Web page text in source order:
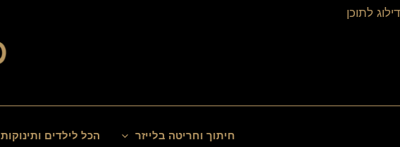
דילוג לתוכן
דילוג
חיתוך וחריטה בלייזר הכל לילדים ותינוקות